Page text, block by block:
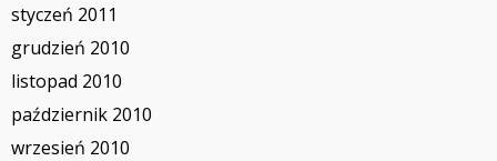
styczeń 2011
grudzień 2010
listopad 2010
październik 2010
wrzesień 2010